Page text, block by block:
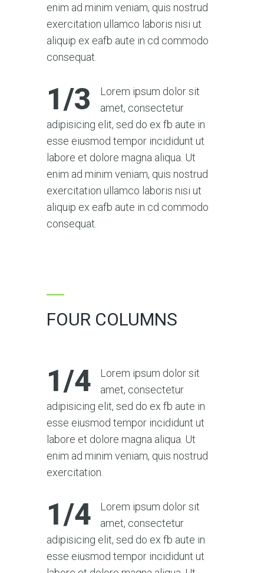
enim ad minim veniam, quis nostrud
exercitation ullamco laboris nisi ut
aliquip ex eafb aute in cd commodo
consequat.
1/3
Lorem ipsum dolor sit
amet, consectetur
adipisicing elit, sed do ex fb aute in
esse eiusmod tempor incididunt ut
labore et dolore magna aliqua. Ut
enim ad minim veniam, quis nostrud
exercitation ullamco laboris nisi ut
aliquip ex eafb aute in cd commodo
consequat.
FOUR COLUMNS
1/4
Lorem ipsum dolor sit
amet, consectetur
adipisicing elit, sed do ex fb aute in
esse eiusmod tempor incididunt ut
labore et dolore magna aliqua. Ut
enim ad minim veniam, quis nostrud
exercitation.
1/4
Lorem ipsum dolor sit
amet, consectetur
adipisicing elit, sed do ex fb aute in
esse eiusmod tempor incididunt ut